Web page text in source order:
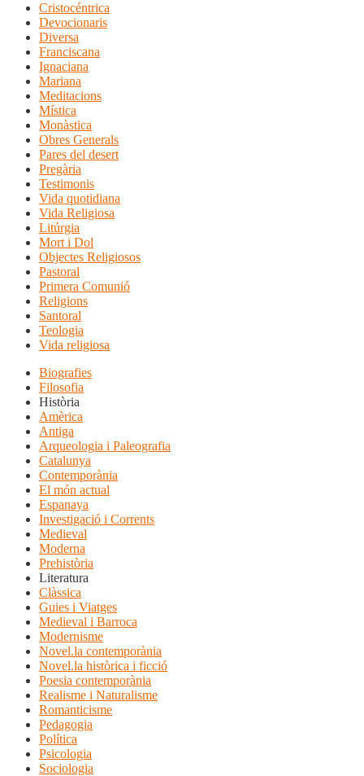
Cristocéntrica
Devocionaris
Diversa
Franciscana
Ignaciana
Mariana
Meditacions
Mística
Monàstica
Obres Generals
Pares del desert
Pregària
Testimonis
Vida quotidiana
Vida Religiosa
Litúrgia
Mort i Dol
Objectes Religiosos
Pastoral
Primera Comunió
Religions
Santoral
Teologia
Vida religiosa
Biografies
Filosofia
Història
Amèrica
Antiga
Arqueologia i Paleografia
Catalunya
Contemporània
El món actual
Espanaya
Investigació i Corrents
Medieval
Moderna
Prehistòria
Literatura
Clàssica
Guies i Viatges
Medieval i Barroca
Modernisme
Novel.la contemporània
Novel.la històrica i ficció
Poesia contemporània
Realisme i Naturalisme
Romanticisme
Pedagogia
Política
Psicologia
Sociologia